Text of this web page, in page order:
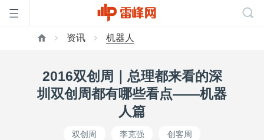
页
资讯 机器人
2016双创周｜总理都来看的深
圳双创周都有哪些看点——机器
人篇
双创周 李克强 创客周